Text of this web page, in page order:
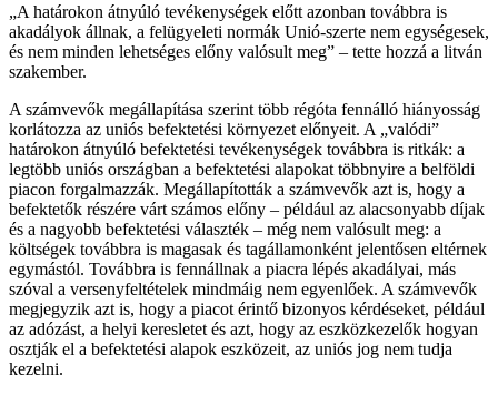
A határokon átnyúló tevékenységek előtt azonban továbbra is
akadályok állnak, a felügyeleti normák Unió-szerte nem egységesek,
és nem minden lehetséges előny valósult meg
– tette hozzá a litván
szakember.
A számvevők megállapítása szerint több régóta fennálló hiányosság
korlátozza az uniós befektetési környezet előnyeit. A „valódi”
határokon átnyúló befektetési tevékenységek továbbra is ritkák: a
legtöbb uniós országban a befektetési alapokat többnyire a belföldi
piacon forgalmazzák. Megállapították a számvevők azt is, hogy a
befektetők részére várt számos előny – például az alacsonyabb díjak
és a nagyobb befektetési választék – még nem valósult meg: a
költségek továbbra is magasak és tagállamonként jelentősen eltérnek
egymástól. Továbbra is fennállnak a piacra lépés akadályai, más
szóval a versenyfeltételek mindmáig nem egyenlőek. A számvevők
megjegyzik azt is, hogy a piacot érintő bizonyos kérdéseket, például
az adózást, a helyi keresletet és azt, hogy az eszközkezelők hogyan
osztják el a befektetési alapok eszközeit, az uniós jog nem tudja
kezelni.